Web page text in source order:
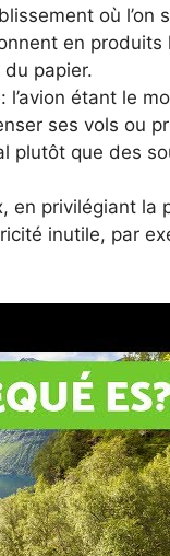
où
en
du papier.
étant le
ses vols ou
plutôt que des
en privilégiant
inutile, par